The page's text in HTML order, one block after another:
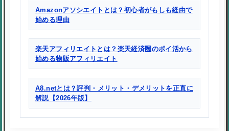
Amazonアソシエイトとは？初心者がもしも経由で
始める理由
楽天アフィリエイトとは？楽天経済圏のポイ活から
始める物販アフィリエイト
A8.netとは？評判・メリット・デメリットを正直に
解説【2026年版】